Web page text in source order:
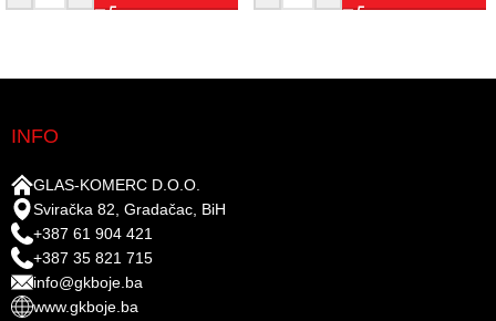
INFO
GLAS-KOMERC D.O.O.
Sviračka 82, Gradačac, BiH
+387 61 904 421
+387 35 821 715
info@gkboje.ba
www.gkboje.ba